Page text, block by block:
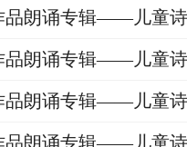
品朗诵专辑——儿童
品朗诵专辑——儿童
品朗诵专辑——儿童
品朗诵专辑——儿童